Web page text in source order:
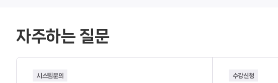
자주하는 질문
시스템문의 수강신청